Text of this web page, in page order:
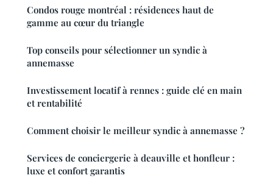
Condos rouge montréal : résidences haut de
gamme au cœur du triangle
Top conseils pour sélectionner un syndic à
annemasse
Investissement locatif à rennes : guide clé en main
et rentabilité
Comment choisir le meilleur syndic à annemasse ?
Services de conciergerie à deauville et honfleur :
luxe et confort garantis